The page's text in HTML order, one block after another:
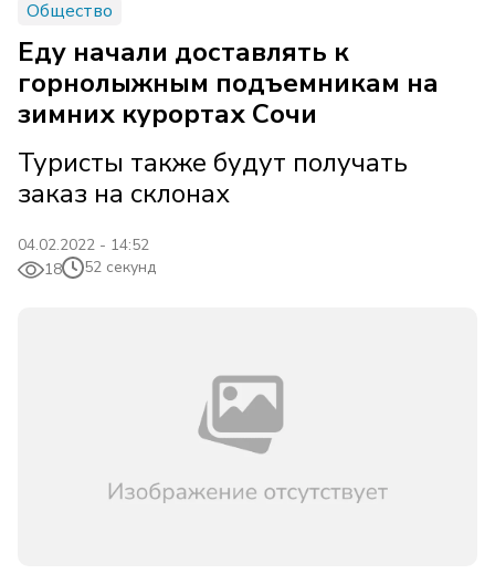
Общество
Еду начали доставлять к
горнолыжным подъемникам на
зимних курортах Сочи
Туристы также будут получать
заказ на склонах
04.02.2022 - 14:52
18
52 секунд